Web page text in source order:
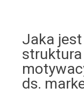
Jaka
ds.